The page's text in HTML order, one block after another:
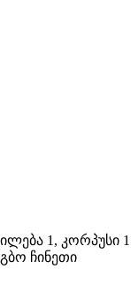
1, კორპუსი 1
ჩინეთი